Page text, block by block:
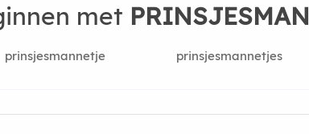
met PRINSJESMAN
prinsjesmannetje prinsjesmannetjes